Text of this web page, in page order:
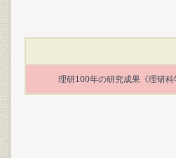
理研100年の研究成果《理研科